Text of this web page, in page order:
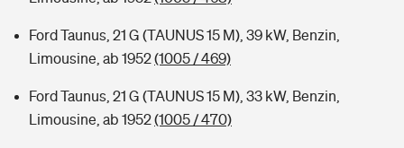
Ford Taunus, 21 G (TAUNUS 15 M), 39 kW, Benzin,
Limousine, ab 1952(1005 / 469)
Ford Taunus, 21 G (TAUNUS 15 M), 33 kW, Benzin,
Limousine, ab 1952(1005 / 470)